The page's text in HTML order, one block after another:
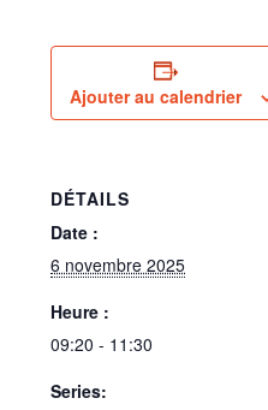
Ajouter au calendrier
DÉTAILS
Date :
6 novembre 2025
Heure :
09:20 - 11:30
Series: